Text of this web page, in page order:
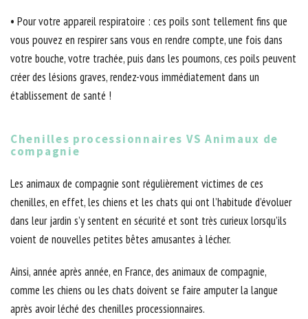
• Pour votre appareil respiratoire : ces poils sont tellement fins que
vous pouvez en respirer sans vous en rendre compte, une fois dans
votre bouche, votre trachée, puis dans les poumons, ces poils peuvent
créer des lésions graves, rendez-vous immédiatement dans un
établissement de santé !
Chenilles processionnaires VS Animaux de
compagnie
Les animaux de compagnie sont régulièrement victimes de ces
chenilles, en effet, les chiens et les chats qui ont l’habitude d’évoluer
dans leur jardin s’y sentent en sécurité et sont très curieux lorsqu’ils
voient de nouvelles petites bêtes amusantes à lécher.
Ainsi, année après année, en France, des animaux de compagnie,
comme les chiens ou les chats doivent se faire amputer la langue
après avoir léché des chenilles processionnaires.